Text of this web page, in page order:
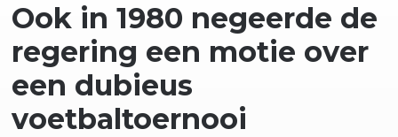
Ook in 1980 negeerde de
regering een motie over
een dubieus
voetbaltoernooi